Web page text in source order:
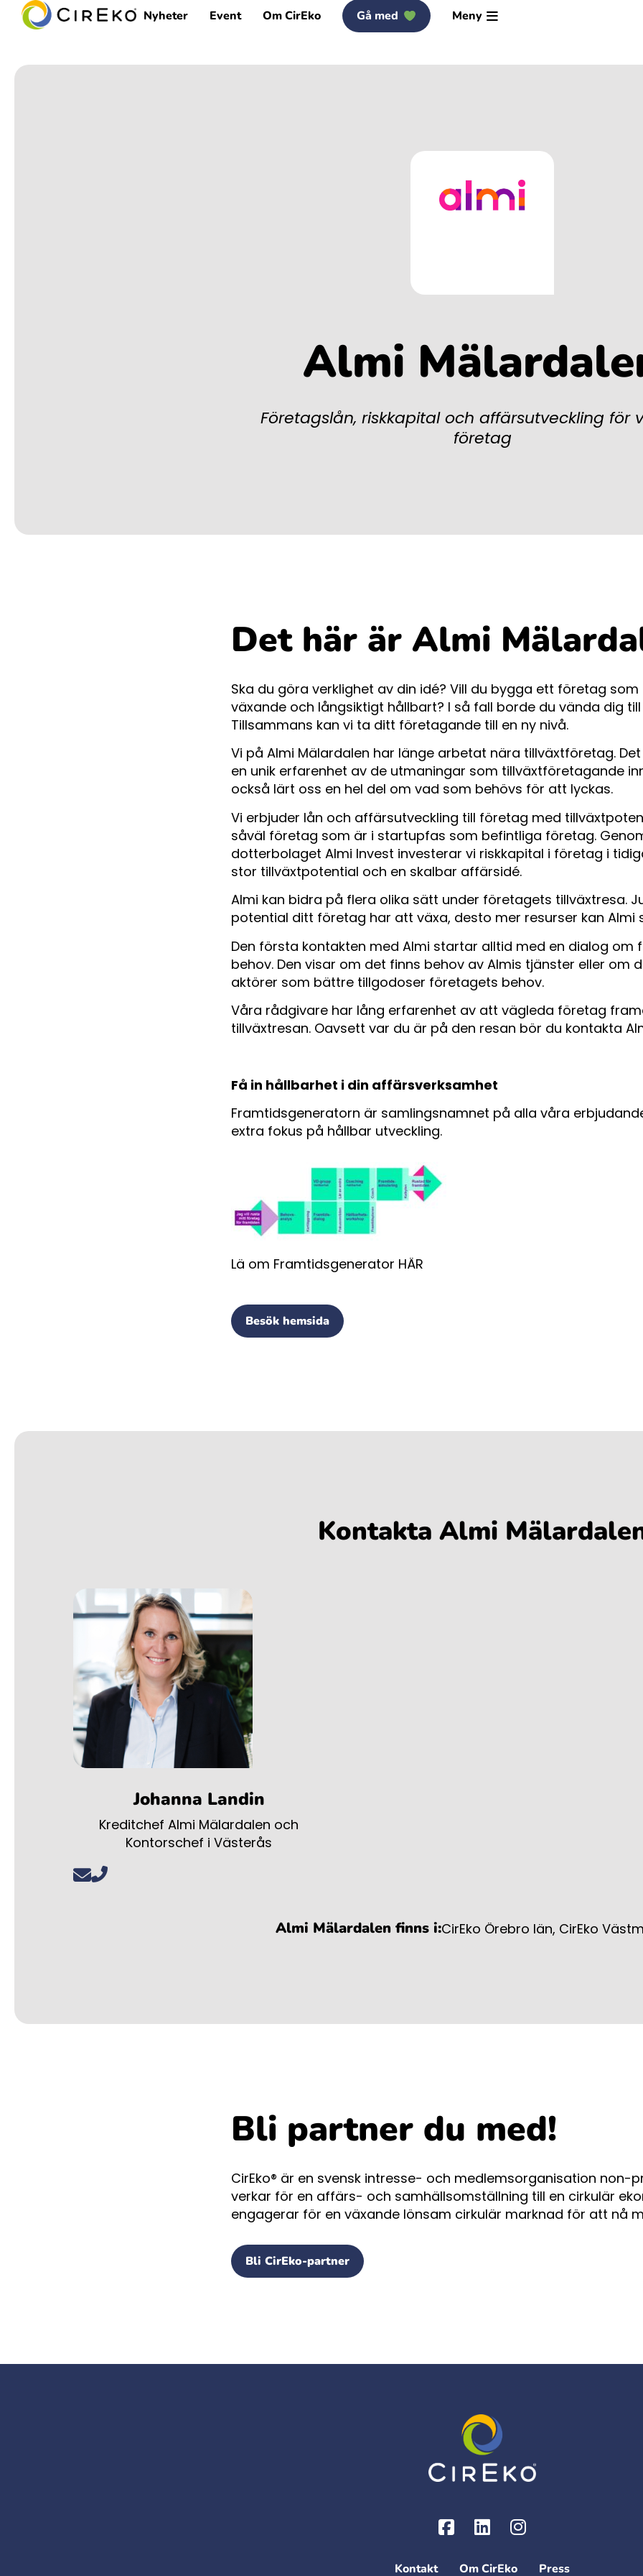
Nyheter Event Om CirEko Gå med Meny
Almi
Företagslån, riskkapital och affärsutveckling för
företag
Det här är Almi
Ska du göra verklighet av din idé? Vill du bygga ett företag
växande och långsiktigt hållbart? I så fall borde du vända dig
Tillsammans kan vi ta ditt företagande till en ny nivå.
Vi på Almi Mälardalen har länge arbetat nära tillväxtföretag.
en unik erfarenhet av de utmaningar som tillväxtföretagande
också lärt oss en hel del om vad som behövs för att lyckas.
Vi erbjuder lån och affärsutveckling till företag med
såväl företag som är i startupfas som befintliga företag.
dotterbolaget Almi Invest investerar vi riskkapital i företag i
stor tillväxtpotential och en skalbar affärsidé.
Almi kan bidra på flera olika sätt under företagets tillväxtresa.
potential ditt företag har att växa, desto mer resurser kan Almi
Den första kontakten med Almi startar alltid med en dialog om
behov. Den visar om det finns behov av Almis tjänster eller om
aktörer som bättre tillgodoser företagets behov.
Våra rådgivare har lång erfarenhet av att vägleda företag
tillväxtresan. Oavsett var du är på den resan bör du kontakta
Få in hållbarhet i din affärsverksamhet
Framtidsgeneratorn är samlingsnamnet på alla våra
extra fokus på hållbar utveckling.
Lä om Framtidsgenerator HÄR
Besök hemsida
Kontakta Almi
Johanna Landin
Kreditchef Almi Mälardalen och
Kontorschef i Västerås
Almi Mälardalen finns i:CirEko Örebro län, CirEko
Bli partner du med!
CirEko® är en svensk intresse- och medlemsorganisation non-
verkar för en affärs- och samhällsomställning till en cirkulär
engagerar för en växande lönsam cirkulär marknad för att nå
Bli CirEko-partner
Kontakt Om CirEko Press